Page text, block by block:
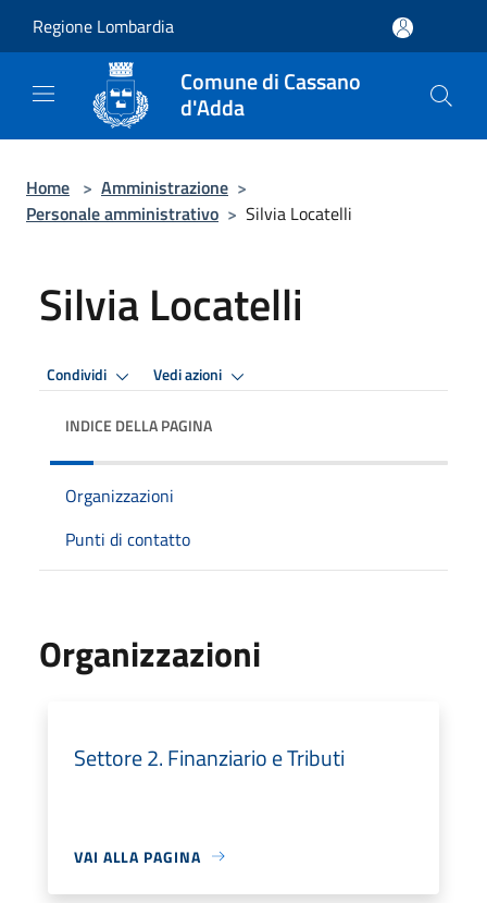
Regione Lombardia
Comune di Cassano
d'Adda
Home > Amministrazione >
Personale amministrativo > Silvia Locatelli
Silvia Locatelli
Condividi Vedi azioni
INDICE DELLA PAGINA
Organizzazioni
Punti di contatto
Organizzazioni
Settore 2. Finanziario e Tributi
VAI ALLA PAGINA